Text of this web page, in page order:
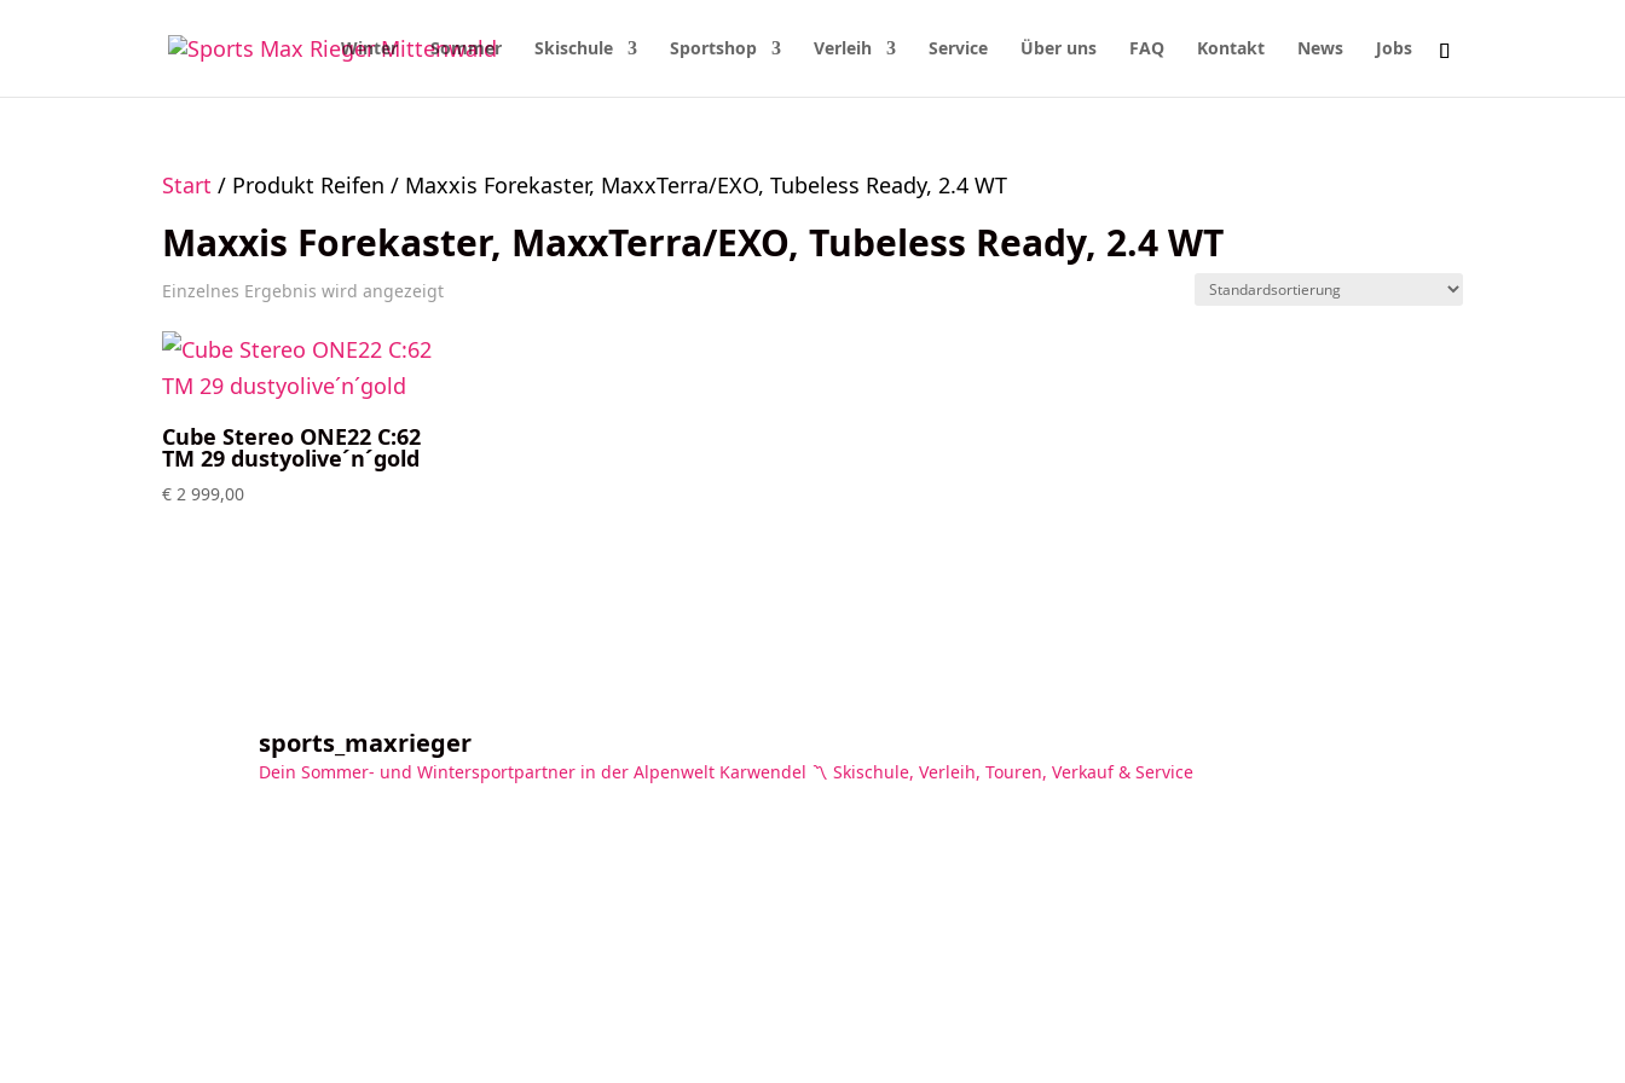
Winter Sommer Skischule Sportshop Verleih Service Über uns FAQ Kontakt News Jobs
Start / Produkt Reifen / Maxxis Forekaster, MaxxTerra/EXO, Tubeless Ready, 2.4 WT
Maxxis Forekaster, MaxxTerra/EXO, Tubeless Ready, 2.4 WT
Einzelnes Ergebnis wird angezeigt
Cube Stereo ONE22 C:62
TM 29 dustyolive´n´gold
€ 2 999,00
sports_maxrieger
Dein Sommer- und Wintersportpartner in der Alpenwelt Karwendel 〽️ Skischule, Verleih, Touren, Verkauf & Service